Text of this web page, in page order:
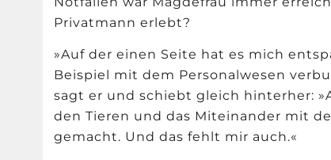
Privatmann erlebt?
»Auf der einen Seite hat es mich
Beispiel mit dem Personalwesen
sagt er und schiebt gleich hinterher:
den Tieren und das Miteinander mit
gemacht. Und das fehlt mir auch.«